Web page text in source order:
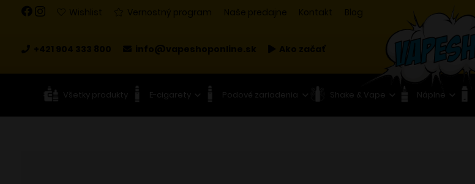
Wishlist Vernostný program Naše predajne Kontakt Blog
+421 904 333 800 info@vapeshoponline.sk Ako začať
Všetky produkty E-cigarety Podové zariadenia Shake & Vape Náplne